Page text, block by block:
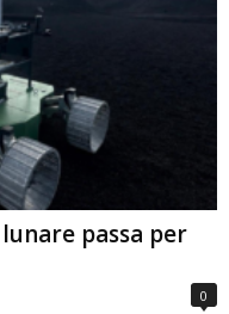
passa per
0